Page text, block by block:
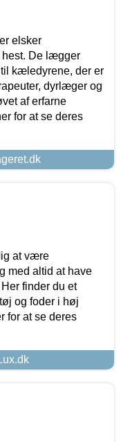
elsker
hest. De lægger
kæledyrene, der er
dyrlæger og
af erfarne
for at se deres
at være
med altid at have
finder du et
og foder i høj
for at se deres